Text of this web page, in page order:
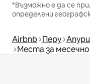
*Възможно е да се
определени
Airbnb Перу
Места за